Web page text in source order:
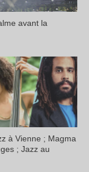
avant la
à Vienne ; Magma
; Jazz au